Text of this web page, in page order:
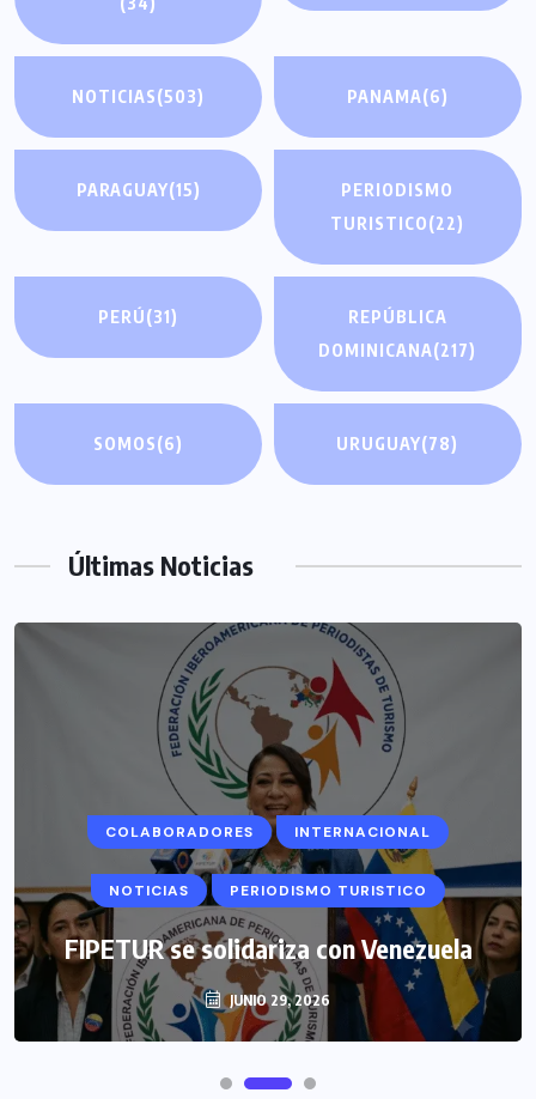
NOTICIAS(503) PANAMA(6)
PARAGUAY(15)
PERIODISMO
TURISTICO(22)
PERÚ(31)
REPÚBLICA
DOMINICANA(217)
SOMOS(6) URUGUAY(78)
Últimas Noticias
COLABORADORES INTERNACIONAL
NOTICIAS PERIODISMO TURISTICO
FIPETUR se solidariza con Venezuela
JUNIO 29, 2026